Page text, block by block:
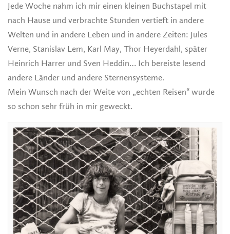
Jede Woche nahm ich mir einen kleinen Buchstapel mit
nach Hause und verbrachte Stunden vertieft in andere
Welten und in andere Leben und in andere Zeiten: Jules
Verne, Stanislav Lem, Karl May, Thor Heyerdahl, später
Heinrich Harrer und Sven Heddin… Ich bereiste lesend
andere Länder und andere Sternensysteme.
Mein Wunsch nach der Weite von „echten Reisen“ wurde
so schon sehr früh in mir geweckt.